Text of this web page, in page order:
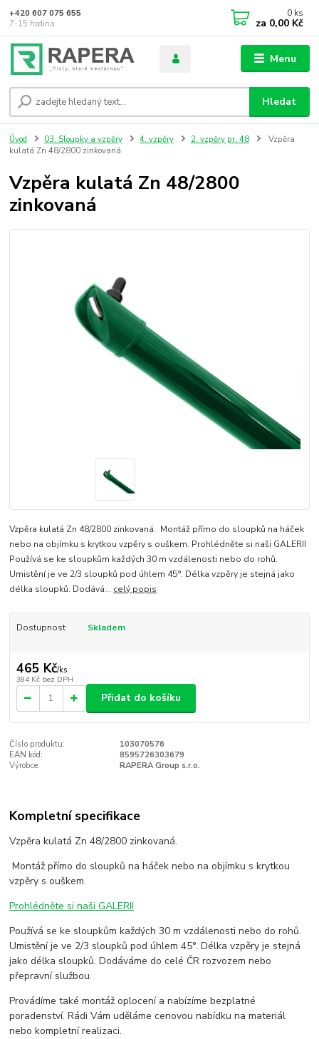
Menu
Hledat
+420 607 075 655
7-15 hodina
0 ks
za 0,00 Kč
Úvod 03. Sloupky a vzpěry 4. vzpěry 2. vzpěry pr. 48
Vzpěra
kulatá Zn 48/2800 zinkovaná
Vzpěra kulatá Zn 48/2800
zinkovaná
Vzpěra kulatá Zn 48/2800 zinkovaná. Montáž přímo do sloupků na háček
nebo na objímku s krytkou vzpěry s ouškem. Prohlédněte si naši GALERII
Používá se ke sloupkům každých 30 m vzdálenosti nebo do rohů.
Umistění je ve 2/3 sloupků pod úhlem 45°. Délka vzpěry je stejná jako
délka sloupků. Dodává... celý popis
Dostupnost Skladem
465 Kč/ks
384 Kč bez DPH
Přidat do košíku
Číslo produktu:
103070576
EAN kód:
8595726303679
Výrobce:
RAPERA Group s.r.o.
Kompletní specifikace
Vzpěra kulatá Zn 48/2800 zinkovaná.
Montáž přímo do sloupků na háček nebo na objímku s krytkou
vzpěry s ouškem.
Prohlédněte si naši GALERII
Používá se ke sloupkům každých 30 m vzdálenosti nebo do rohů.
Umistění je ve 2/3 sloupků pod úhlem 45°. Délka vzpěry je stejná
jako délka sloupků. Dodáváme do celé ČR rozvozem nebo
přepravní službou.
Provádíme také montáž oplocení a nabízíme bezplatné
poradenství. Rádi Vám uděláme cenovou nabídku na materiál
nebo kompletní realizaci.